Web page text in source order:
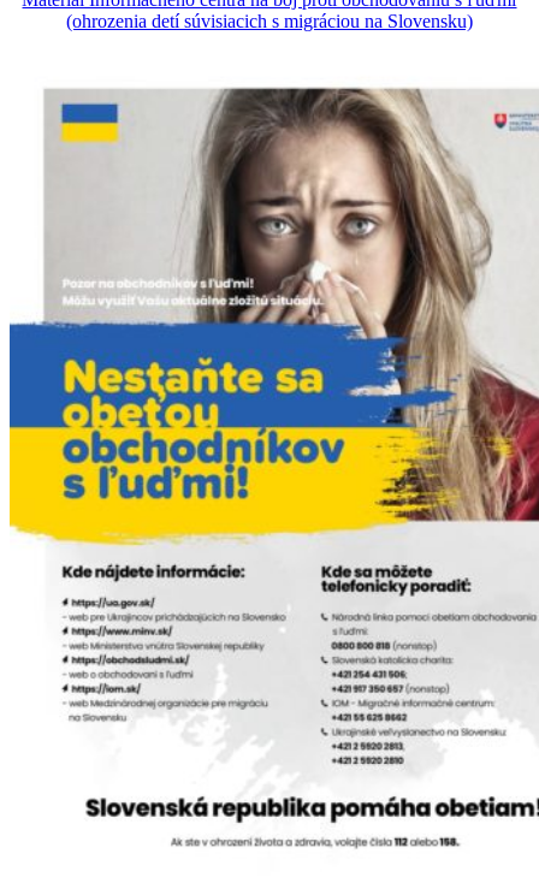
(ohrozenia detí súvisiacich s migráciou na Slovensku)